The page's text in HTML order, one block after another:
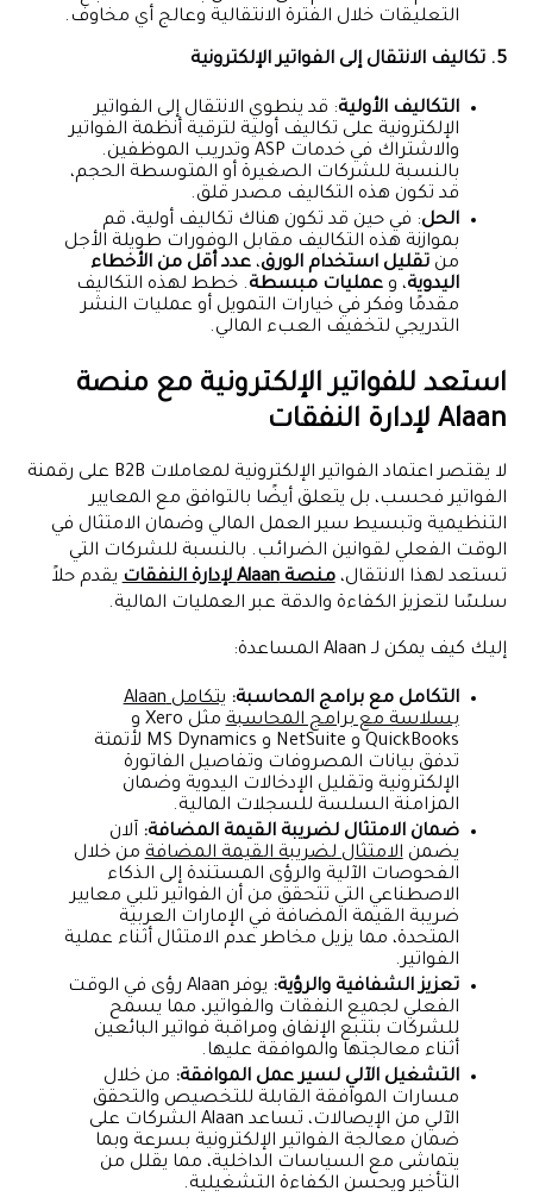
التعليقات خلال الفترة الانتقالية وعالج أي مخاوف.
5. تكاليف الانتقال إلى الفواتير الإلكترونية
التكاليف الأولية: قد ينطوي الانتقال إلى الفواتير
الإلكترونية على تكاليف أولية لترقية أنظمة الفواتير
والاشتراك في خدمات ASP وتدريب الموظفين.
بالنسبة للشركات الصغيرة أو المتوسطة الحجم،
قد تكون هذه التكاليف مصدر قلق.
الحل: في حين قد تكون هناك تكاليف أولية، قم
بموازنة هذه التكاليف مقابل الوفورات طويلة الأجل
منتقليل استخدام الورق،عدد أقل من الأخطاء
اليدوية، وعمليات مبسطة. خطط لهذه التكاليف
مقدمًا وفكر في خيارات التمويل أو عمليات النشر
التدريجي لتخفيف العبء المالي.
استعد للفواتير الإلكترونية مع منصة
Alaan لإدارة النفقات
لا يقتصر اعتماد الفواتير الإلكترونية لمعاملات B2B على رقمنة
الفواتير فحسب، بل يتعلق أيضًا بالتوافق مع المعايير
التنظيمية وتبسيط سير العمل المالي وضمان الامتثال في
الوقت الفعلي لقوانين الضرائب. بالنسبة للشركات التي
تستعد لهذا الانتقال،منصة Alaan لإدارة النفقات
يقدم حلاً
سلسًا لتعزيز الكفاءة والدقة عبر العمليات المالية.
إليك كيف يمكن لـ Alaan المساعدة:
التكامل مع برامج المحاسبة:
يتكامل Alaan
بسلاسة مع برامج المحاسبة
مثل Xero و
QuickBooks و NetSuite و MS Dynamics لأتمتة
تدفق بيانات المصروفات وتفاصيل الفاتورة
الإلكترونية وتقليل الإدخالات اليدوية وضمان
المزامنة السلسة للسجلات المالية.
ضمان الامتثال لضريبة القيمة المضافة: آلان
يضمنالامتثال لضريبة القيمة المضافةمن خلال
الفحوصات الآلية والرؤى المستندة إلى الذكاء
الاصطناعي التي تتحقق من أن الفواتير تلبي معايير
ضريبة القيمة المضافة في الإمارات العربية
المتحدة، مما يزيل مخاطر عدم الامتثال أثناء عملية
الفواتير.
تعزيز الشفافية والرؤية:
يوفر Alaan رؤى في الوقت
الفعلي لجميع النفقات والفواتير، مما يسمح
للشركات بتتبع الإنفاق ومراقبة فواتير البائعين
أثناء معالجتها والموافقة عليها.
التشغيل الآلي لسير عمل الموافقة: من خلال
مسارات الموافقة القابلة للتخصيص والتحقق
الآلي من الإيصالات، تساعد Alaan الشركات على
ضمان معالجة الفواتير الإلكترونية بسرعة وبما
يتماشى مع السياسات الداخلية، مما يقلل من
التأخير ويحسن الكفاءة التشغيلية.